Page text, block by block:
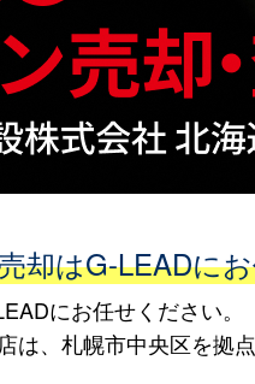
却はG-LEADに
にお任せください。
、札幌市中央区を拠